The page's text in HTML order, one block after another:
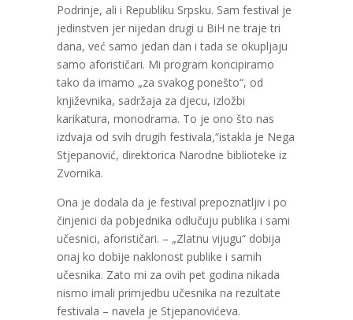
Podrinje, ali i Republiku Srpsku. Sam festival je
jedinstven jer nijedan drugi u BiH ne traje tri
dana, već samo jedan dan i tada se okupljaju
samo aforističari. Mi program koncipiramo
tako da imamo „za svakog ponešto“, od
književnika, sadržaja za djecu, izložbi
karikatura, monodrama. To je ono što nas
izdvaja od svih drugih festivala,“istakla je Nega
Stjepanović, direktorica Narodne biblioteke iz
Zvornika.
Ona je dodala da je festival prepoznatljiv i po
činjenici da pobjednika odlučuju publika i sami
učesnici, aforističari. – „Zlatnu vijugu“ dobija
onaj ko dobije naklonost publike i samih
učesnika. Zato mi za ovih pet godina nikada
nismo imali primjedbu učesnika na rezultate
festivala – navela je Stjepanovićeva.